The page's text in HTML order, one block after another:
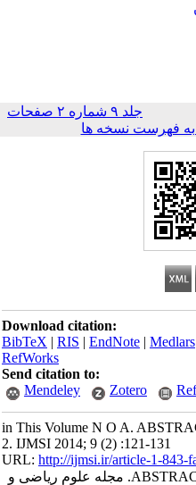
جلد ۹ شماره ۲ صفحات
فهرست نسخه ها
Download citation:
BibTeX|RIS|EndNote|
RefWorks
Send citation to:
Mendeley
Zotero
in This Volume N O A.
2. IJMSI 2014; 9 (2) :121-131
URL:http://ijmsi.ir/article-1-843-
ABSTRACTS IN PERSIAN - Vol. ۹, No. ۲. مجله علوم ریاضی و